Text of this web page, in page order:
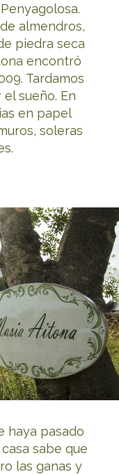
almendros,
piedra seca
encontró
Tardamos
sueño. En
en papel
soleras
haya pasado
sabe que
las ganas y